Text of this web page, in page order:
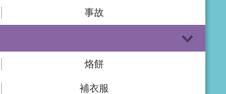
事故
烙餅
補衣服